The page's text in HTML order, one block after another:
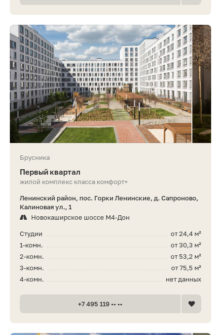
Брусника
Первый квартал
жилой комплекс класса комфорт+
Ленинский район, пос. Горки Ленинские, д. Сапроново,
Калиновая ул., 1
Новокаширское шоссе М4-Дон
от 24,4 м²
Студии
от 30,3 м²
1-комн.
от 53,2 м²
2-комн.
от 75,5 м²
3-комн.
нет данных
4-комн.
+7 495 119 •• ••